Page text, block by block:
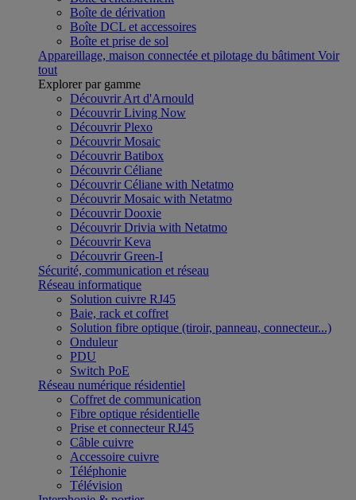
Boîte de dérivation
Boîte DCL et accessoires
Boîte et prise de sol
Appareillage, maison connectée et pilotage du bâtiment Voir
tout
Explorer par gamme
Découvrir Art d'Arnould
Découvrir Living Now
Découvrir Plexo
Découvrir Mosaic
Découvrir Batibox
Découvrir Céliane
Découvrir Céliane with Netatmo
Découvrir Mosaic with Netatmo
Découvrir Dooxie
Découvrir Drivia with Netatmo
Découvrir Keva
Découvrir Green-I
Sécurité, communication et réseau
Réseau informatique
Solution cuivre RJ45
Baie, rack et coffret
Solution fibre optique (tiroir, panneau, connecteur...)
Onduleur
PDU
Switch PoE
Réseau numérique résidentiel
Coffret de communication
Fibre optique résidentielle
Prise et connecteur RJ45
Câble cuivre
Accessoire cuivre
Téléphonie
Télévision